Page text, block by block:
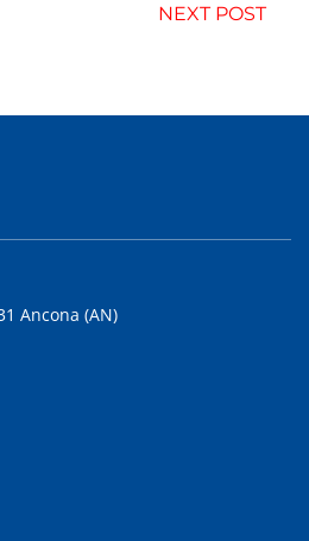
NEXT POST
Ancona (AN)